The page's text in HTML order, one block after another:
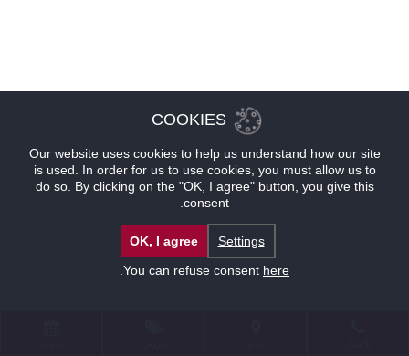
COOKIES
Our website uses cookies to help us understand how our site
is used. In order for us to use cookies, you must allow us to
do so. By clicking on the "OK, I agree" button, you give this
consent.
Settings
OK, I agree
You can refuse consent here
.